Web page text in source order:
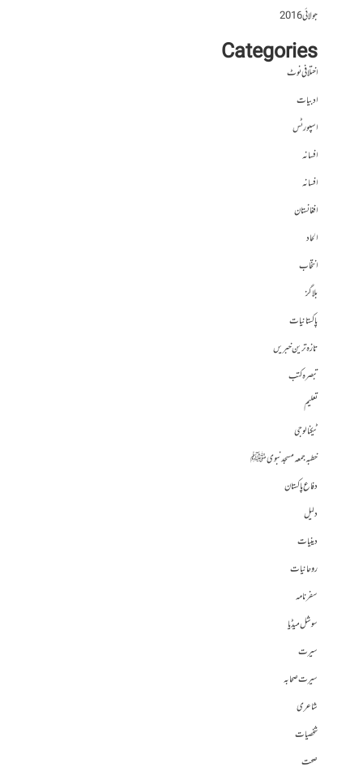
جولائی 2016
Categories
اختلافی نوٹ
ادبیات
اسپورٹس
افسانہ
افسانہ
افغانستان
الحاد
انتخاب
بلاگز
پاکستانیات
تازہ ترین خبریں
تبصرہ کتب
تعلیم
ٹیکنالوجی
خطبہ جمعہ مسجد نبوی ﷺ
دفاع پاکستان
دلیل
دینیات
روحانیات
سفرنامہ
سوشل میڈیا
سیرت
سیرت صحابہ
شاعری
شخصیات
صحت